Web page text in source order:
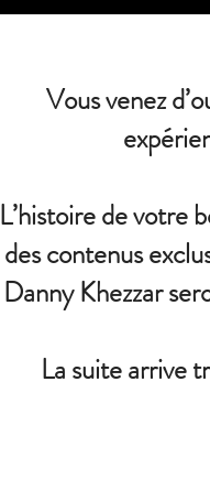
Vous venez
L’histoire de votre
des contenus
Danny Khezzar
La suite arrive